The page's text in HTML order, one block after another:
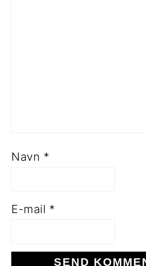
Navn *
E-mail *